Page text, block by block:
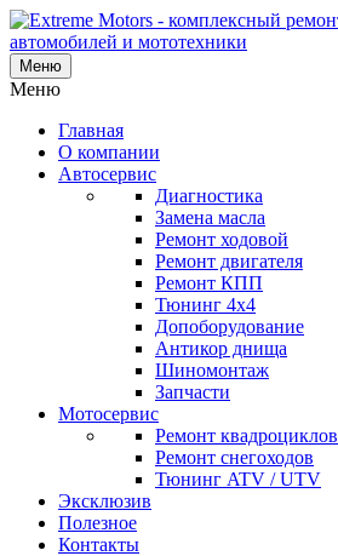
Меню
Меню
Главная
О компании
Автосервис
Диагностика
Замена масла
Ремонт ходовой
Ремонт двигателя
Ремонт КПП
Тюнинг 4x4
Допоборудование
Антикор днища
Шиномонтаж
Запчасти
Мотосервис
Ремонт квадроциклов
Ремонт снегоходов
Тюнинг ATV / UTV
Эксклюзив
Полезное
Контакты